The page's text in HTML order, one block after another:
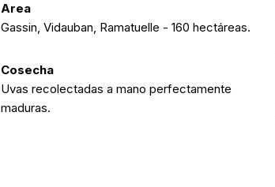
Area
Gassin, Vidauban, Ramatuelle - 160 hectáreas.
Cosecha
Uvas recolectadas a mano perfectamente
maduras.